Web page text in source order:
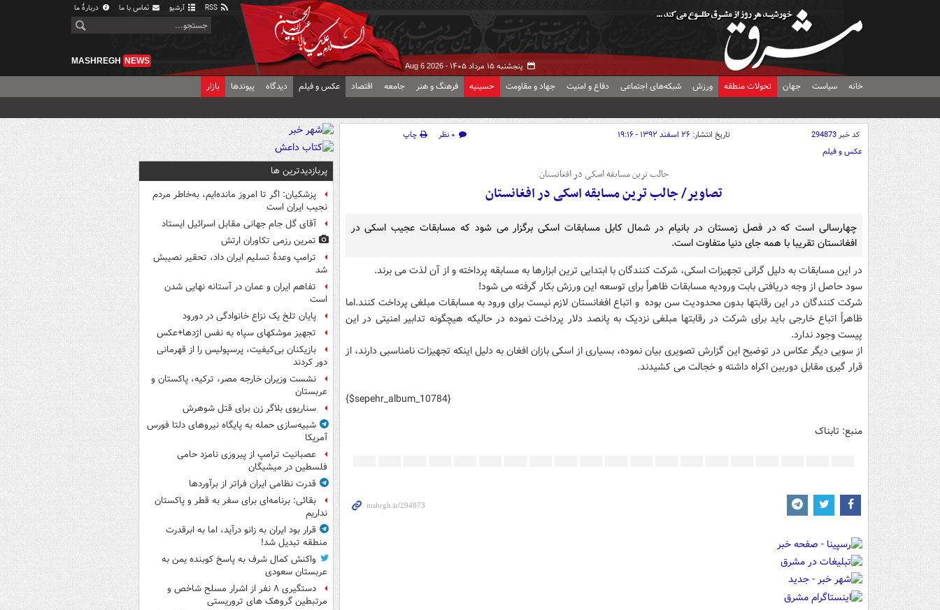
آرشیو تماس با ما دربارهٔ ما
پنجشنبه ۱۵ مرداد ۱۴۰۵ - Aug 6 2026
MASHREGH NEWS
خانه سیاست جهان تحولات منطقه ورزش شبکه‌های اجتماعی دفاع و امنیت جهاد و مقاومت حسینیه فرهنگ و هنر جامعه اقتصاد عکس و فیلم دیدگاه پیوندها بازار
کد خبر294873 تاریخ انتشار: ۲۶ اسفند ۱۳۹۲ - ۱۹:۱۶ ۰ نظر
چاپ
عکس و فیلم
جالب ترین مسابقه اسکی در افغانستان
تصاویر/ جالب ترین مسابقه اسکی در افغانستان
چهارسالی است که در فصل زمستان در بانیام در شمال کابل مسابقات اسکی برگزار می شود که مسابقات عجیب اسکی در
افغانستان تقریبا با همه جای دنیا متفاوت است.
در این مسابقات به دلیل گرانی تجهیزات اسکی، شرکت کنندگان با ابتدایی ترین ابزارها به مسابقه پرداخته و از آن لذت می برند.
سود حاصل از وجه دریافتی بابت ورودیه مسابقات ظاهراً برای توسعه این ورزش بکار گرفته می شود!
شرکت کنندگان در این رقابتها بدون محدودیت سن بوده و اتباع افغانستان لازم نیست برای ورود به مسابقات مبلغی پرداخت کنند.اما
ظاهراً اتباع خارجی باید برای شرکت در رقابتها مبلغی نزدیک به پانصد دلار پرداخت نموده در حالیکه هیچگونه تدابیر امنیتی در این
پیست وجود ندارد.
از سویی دیگر عکاس در توضیح این گزارش تصویری بیان نموده، بسیاری از اسکی بازان افغان به دلیل اینکه تجهیزات نامناسبی دارند، از
قرار گیری مقابل دوربین اکراه داشته و خجالت می کشیدند.
{$sepehr_album_10784}
منبع: تابناک
پربازدیدترین ها
پزشکیان: اگر تا امروز مانده‌ایم، به‌خاطر مردم
نجیب ایران است
آقای گل جام جهانی مقابل اسرائیل ایستاد
تمرین رزمی تکاوران ارتش
ترامپ وعدۀ تسلیم ایران داد، تحقیر نصیبش
شد
تفاهم ایران و عمان در آستانه نهایی شدن
است
پایان تلخ یک نزاع خانوادگی در دورود
تجهیز موشکهای سپاه به نفس اژدها+عکس
بازیکنان بی‌کیفیت، پرسپولیس را از قهرمانی
دور کردند
نشست وزیران خارجه مصر، ترکیه، پاکستان و
عربستان
سناریوی بلاگر زن برای قتل شوهرش
شبیه‌سازی حمله به پایگاه نیروهای دلتا فورس
آمریکا
عصبانیت ترامپ از پیروزی نامزد حامی
فلسطین در میشیگان
قدرت نظامی ایران فراتر از برآوردها
بقائی: برنامه‌ای برای سفر به قطر و پاکستان
نداریم
قرار بود ایران به زانو درآید، اما به ابرقدرت
منطقه تبدیل شد!
واکنش کمال شرف به پاسخ کوبنده یمن به
عربستان سعودی
دستگیری ۸ نفر از اشرار مسلح شاخص و
مرتبطین گروهک های تروریستی